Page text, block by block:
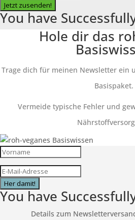
Jetzt zusenden!
You have
Hole dir das
Trage dich für meinen Newsletter ein
Basispaket.
Vermeide typische Fehler und
Her damit!
You have
Details zum